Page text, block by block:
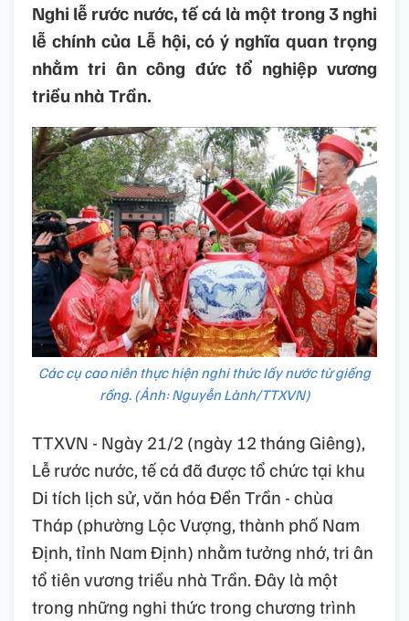
Nghi lễ rước nước, tế cá là một trong 3 nghi
lễ chính của Lễ hội, có ý nghĩa quan trọng
nhằm tri ân công đức tổ nghiệp vương
triều nhà Trần.
Các cụ cao niên thực hiện nghi thức lấy nước từ giếng
rồng. (Ảnh: Nguyễn Lành/TTXVN)
TTXVN - Ngày 21/2 (ngày 12 tháng Giêng),
Lễ rước nước, tế cá đã được tổ chức tại khu
Di tích lịch sử, văn hóa Đền Trần - chùa
Tháp (phường Lộc Vượng, thành phố Nam
Định, tỉnh Nam Định) nhằm tưởng nhớ, tri ân
tổ tiên vương triều nhà Trần. Đây là một
trong những nghi thức trong chương trình